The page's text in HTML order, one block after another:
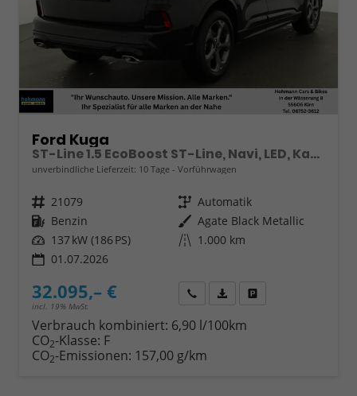
Ford Kuga
ST-Line 1.5 EcoBoost ST-Line, Navi, LED, Kamera, Winter, FS beheizbar
unverbindliche Lieferzeit: 10 Tage Vorführwagen
Fahrzeugnr. 21079 Getriebe Automatik
Kraftstoff Benzin Außenfarbe Agate Black Metallic
Leistung 137 kW (186 PS) Kilometerstand 1.000 km
01.07.2026
32.095,– €
incl. 19% MwSt.
Wir rufen Sie anFahrzeugexposé (PDF)
Verbrauch kombiniert: 6,90 l/100km
CO2-Klasse: F
CO2-Emissionen: 157,00 g/km